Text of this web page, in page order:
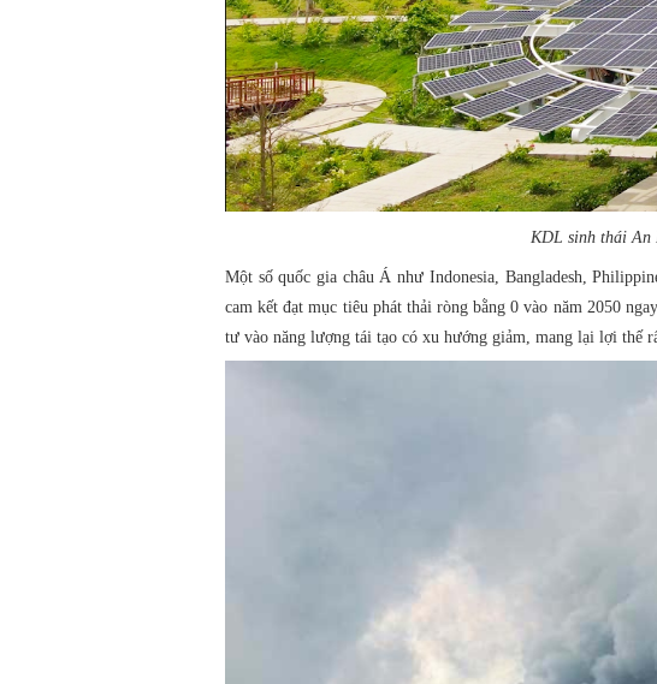
KDL sinh thái An
Một số quốc gia châu Á như Indonesia, Bangladesh,
cam kết đạt mục tiêu phát thải ròng bằng 0 vào năm 2050
tư vào năng lượng tái tạo có xu hướng giảm, mang lại lợi thế